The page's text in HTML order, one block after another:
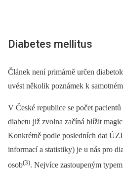
Diabetes mellitus
Článek není primárně určen
uvést několik poznámek k
V České republice se počet
diabetu již zvolna začíná blížit
Konkrétně podle posledních dat
informací a statistiky) je u nás pro
osob(3). Nejvíce zastoupeným